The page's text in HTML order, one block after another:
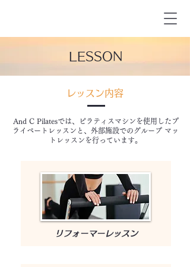
LESSON
レッスン内容
And C Pilatesでは、ピラティスマシンを使用したプ
ライベートレッスンと、外部施設でのグループ マッ
トレッスンを行っています。
​リフォーマーレッスン